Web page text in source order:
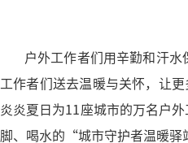
户外工作者们用辛勤和汗
工作者们送去温暖与关怀，让
炎炎夏日为11座城市的万名户
脚、喝水的“城市守护者温暖驿